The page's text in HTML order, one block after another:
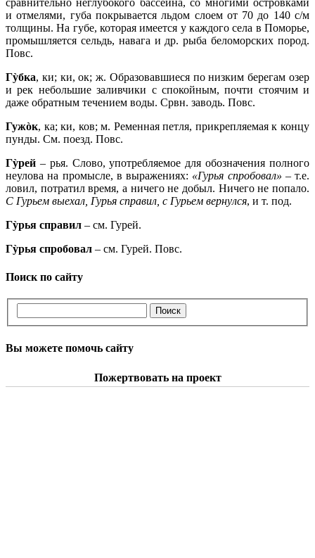
сравнительно неглубокого бассейна, со многими островками
и отмелями, губа покрывается льдом слоем от 70 до 140 с/м
толщины. На губе, которая имеется у каждого села в Поморье,
промышляется сельдь, навага и др. рыба беломорских пород.
Повс.
Гỳбка, ки; ки, ок; ж. Образовавшиеся по низким берегам озер
и рек небольшие заливчики с спокойным, почти стоячим и
даже обратным течением воды. Срвн. заводь. Повс.
Гужòк, ка; ки, ков; м. Ременная петля, прикрепляемая к концу
пунды. См. поезд. Повс.
Гỳрей – рья. Слово, употребляемое для обозначения полного
неулова на промысле, в выражениях: «Гурья спробовал» – т.е.
ловил, потратил время, а ничего не добыл. Ничего не попало.
С Гурьем выехал, Гурья справил, с Гурьем вернулся, и т. под.
Гỳрья справил – см. Гурей.
Гỳрья спробовал – см. Гурей. Повс.
Поиск по сайту
Вы можете помочь сайту
Пожертвовать на проект